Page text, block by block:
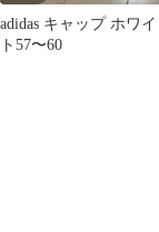
adidas キャップ ホワイ
ト57〜60